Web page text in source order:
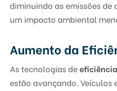
diminuindo as emissões de
um impacto ambiental
Aumento da
As tecnologias de
estão avançando. Veículos